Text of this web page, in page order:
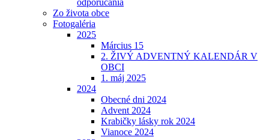
odporúčania
Zo života obce
Fotogaléria
2025
Március 15
2. ŽIVÝ ADVENTNÝ KALENDÁR V
OBCI
1. máj 2025
2024
Obecné dni 2024
Advent 2024
Krabičky lásky rok 2024
Vianoce 2024